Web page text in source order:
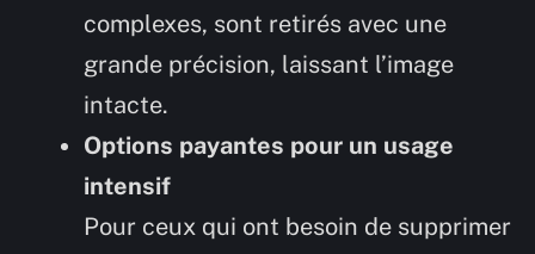
complexes, sont retirés avec une
grande précision, laissant l’image
intacte.
Options payantes pour un usage
intensif
Pour ceux qui ont besoin de supprimer